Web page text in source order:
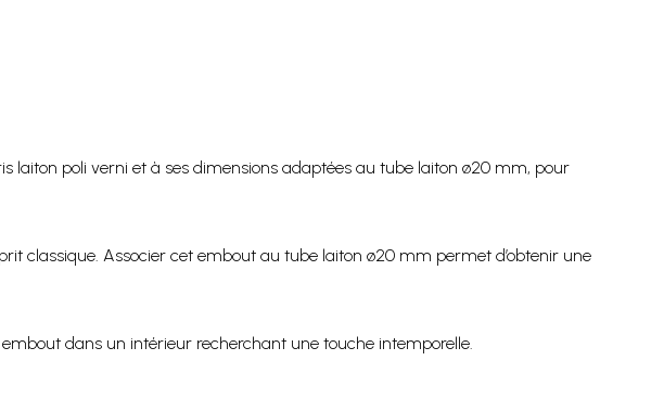
laiton poli verni et à ses dimensions adaptées au tube laiton ø20 mm, pour
classique. Associer cet embout au tube laiton ø20 mm permet d’obtenir une
dans un intérieur recherchant une touche intemporelle.